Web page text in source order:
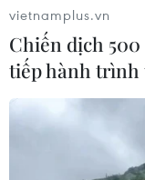
vietnamplus.vn
Chiến dịch
tiếp hành trình